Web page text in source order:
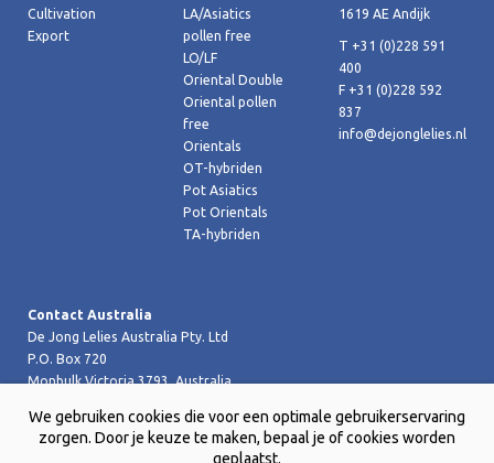
Cultivation
Export
LA/Asiatics
pollen free
LO/LF
Oriental Double
Oriental pollen
free
Orientals
OT-hybriden
Pot Asiatics
Pot Orientals
TA-hybriden
1619 AE Andijk
T +31 (0)228 591
400
F +31 (0)228 592
837
info@dejonglelies.nl
Contact Australia
De Jong Lelies Australia Pty. Ltd
P.O. Box 720
Monbulk Victoria 3793, Australia
T +61 (0)359 619 188
F +61 (0)359 619 199 joost@dejongleliesaustralia.com.au
We gebruiken cookies die voor een optimale gebruikerservaring
zorgen. Door je keuze te maken, bepaal je of cookies worden
geplaatst.